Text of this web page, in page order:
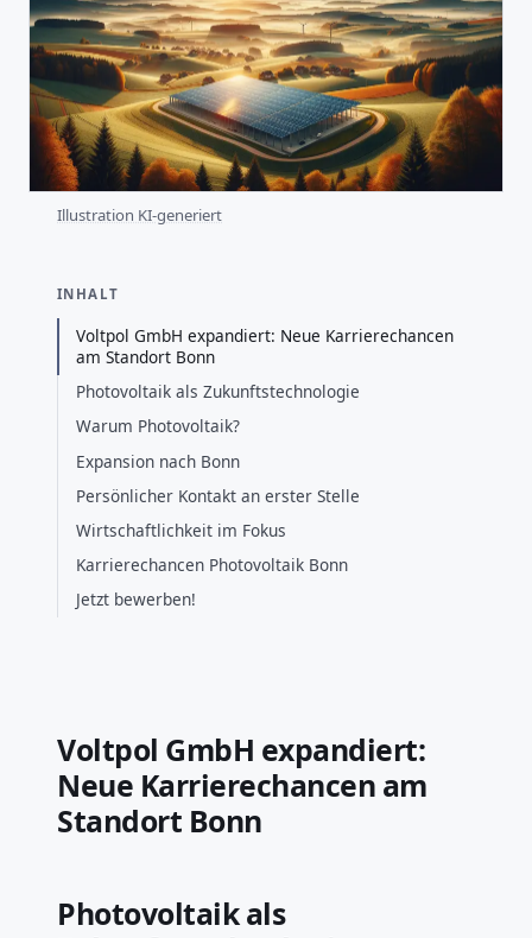
Illustration KI-generiert
INHALT
Voltpol GmbH expandiert: Neue Karrierechancen
am Standort Bonn
Photovoltaik als Zukunftstechnologie
Warum Photovoltaik?
Expansion nach Bonn
Persönlicher Kontakt an erster Stelle
Wirtschaftlichkeit im Fokus
Karrierechancen Photovoltaik Bonn
Jetzt bewerben!
Voltpol GmbH expandiert:
Neue Karrierechancen am
Standort Bonn
Photovoltaik als